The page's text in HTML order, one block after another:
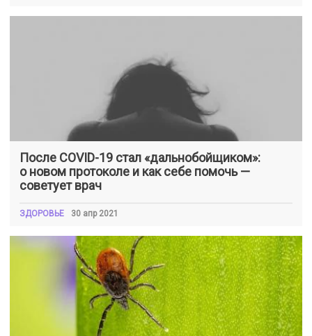
После COVID-19 стал «дальнобойщиком»:
о новом протоколе и как себе помочь —
советует врач
ЗДОРОВЬЕ 30 апр 2021